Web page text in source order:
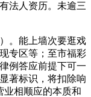
法人资历。未逾三
。能上墙次要逛戏
专区等；至市福彩
例答应前提下可一
著标识，将扣除响
业相顺应的本质和